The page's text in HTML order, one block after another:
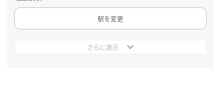
駅を変更
さらに表示